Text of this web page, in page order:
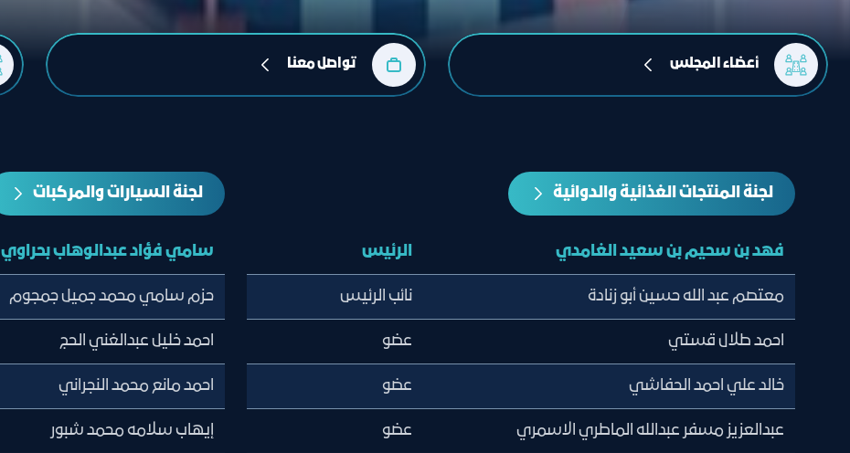
أعضاء المجلس تواصل معنا
لجنة المنتجات الغذائية والدوائية لجنة السيارات والمركبات
فهد بن سحيم بن سعيد الغامدي الرئيس
معتصم عبد الله حسين أبو زنادة نائب الرئيس
احمد طلال قستي عضو
خالد علي احمد الحفاشي عضو
عبدالعزيز مسفر عبدالله الماطري الاسمري عضو
سامي فؤاد عبدالوهاب بحراوي
حزم سامي محمد جميل جمجوم
احمد خليل عبدالغني الحج
احمد مانع محمد النجراني
إيهاب سلامه محمد شبور